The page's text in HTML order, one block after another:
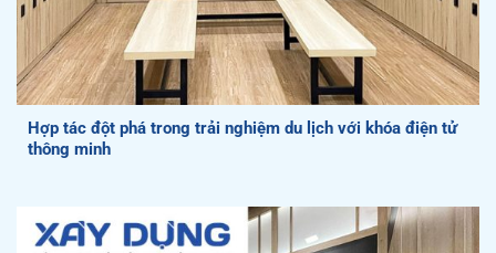
Hợp tác đột phá trong trải nghiệm du lịch với khóa điện tử
thông minh